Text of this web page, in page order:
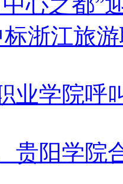
标浙江旅
业学院呼
贵阳学院